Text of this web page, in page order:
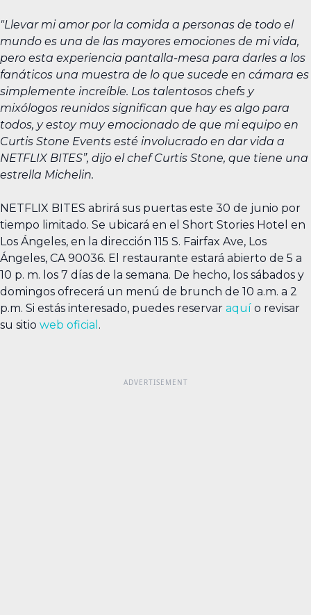
"Llevar mi amor por la comida a personas de todo el
mundo es una de las mayores emociones de mi vida,
pero esta experiencia pantalla-mesa para darles a los
fanáticos una muestra de lo que sucede en cámara es
simplemente increíble. Los talentosos chefs y
mixólogos reunidos significan que hay es algo para
todos, y estoy muy emocionado de que mi equipo en
Curtis Stone Events esté involucrado en dar vida a
NETFLIX BITES”, dijo el chef Curtis Stone, que tiene una
estrella Michelin.
NETFLIX BITES abrirá sus puertas este 30 de junio por
tiempo limitado. Se ubicará en el Short Stories Hotel en
Los Ángeles, en la dirección 115 S. Fairfax Ave, Los
Ángeles, CA 90036. El restaurante estará abierto de 5 a
10 p. m. los 7 días de la semana. De hecho, los sábados y
domingos ofrecerá un menú de brunch de 10 a.m. a 2
p.m. Si estás interesado, puedes reservar aquí o revisar
su sitio web oficial .